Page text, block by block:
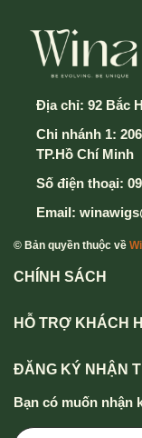
Địa chỉ: 92 Bắc
Chi nhánh 1:
TP.Hồ Chí Minh
Số điện thoại:
Email:
© Bản quyền thuộc về
CHÍNH SÁCH
HỖ TRỢ KHÁCH
ĐĂNG KÝ NHẬN
Bạn có muốn nhận